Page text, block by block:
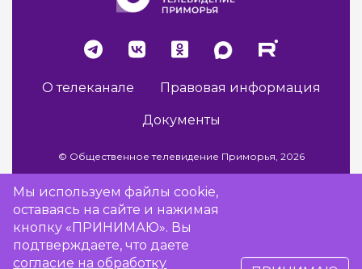
О телеканале Правовая информация
Документы
© Общественное телевидение Приморья, 2026
Разработка сайта -Vladweb
Мы используем файлы cookie,
оставаясь на сайте и нажимая
кнопку «ПРИНИМАЮ». Вы
подтверждаете, что даете
согласие на обработку